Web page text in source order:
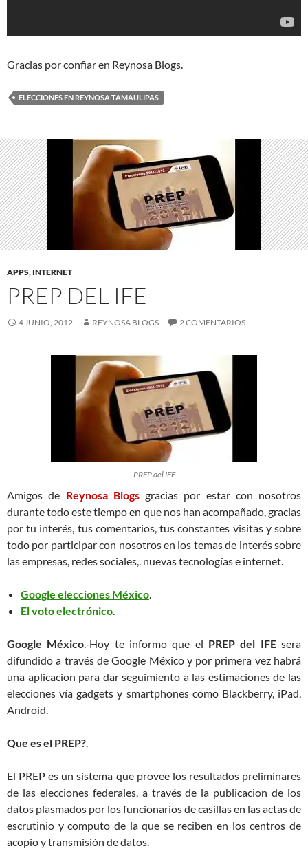
Gracias por confiar en Reynosa Blogs.
ELECCIONES EN REYNOSA TAMAULIPAS
APPS, INTERNET
PREP DEL IFE
4 JUNIO, 2012 REYNOSA BLOGS 2 COMENTARIOS
PREP del IFE
Amigos de Reynosa Blogs gracias por estar con nosotros
durante todo este tiempo en que nos han acompañado, gracias
por tu interés, tus comentarios, tus constantes visitas y sobre
todo por participar con nosotros en los temas de interés sobre
las empresas, redes sociales,. nuevas tecnologías e internet.
Google elecciones México.
El voto electrónico.
Google México.-Hoy te informo que el PREP del IFEsera
difundido a través de Google México y por primera vez habrá
una aplicacion para dar seguimiento a las estimaciones de las
elecciones vía gadgets y smartphones como Blackberry, iPad,
Android.
Que es el PREP?.
El PREP es un sistema que provee los resultados preliminares
de las elecciones federales, a través de la publicacion de los
datos plasmados por los funcionarios de casillas en las actas de
escrutinio y computo de la que se reciben en los centros de
acopio y transmisión de datos.